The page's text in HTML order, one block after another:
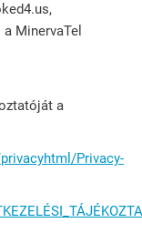
MinervaTel
a
Privacy-